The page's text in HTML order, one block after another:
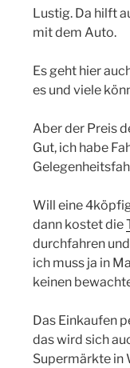
Lustig. Da hilft
mit dem Auto.
Es geht hier
es und viele
Aber der Preis
Gut, ich habe
Will eine
dann kostet die
durchfahren
ich muss ja in
keinen
Das Einkaufen
das wird sich
Supermärkte in